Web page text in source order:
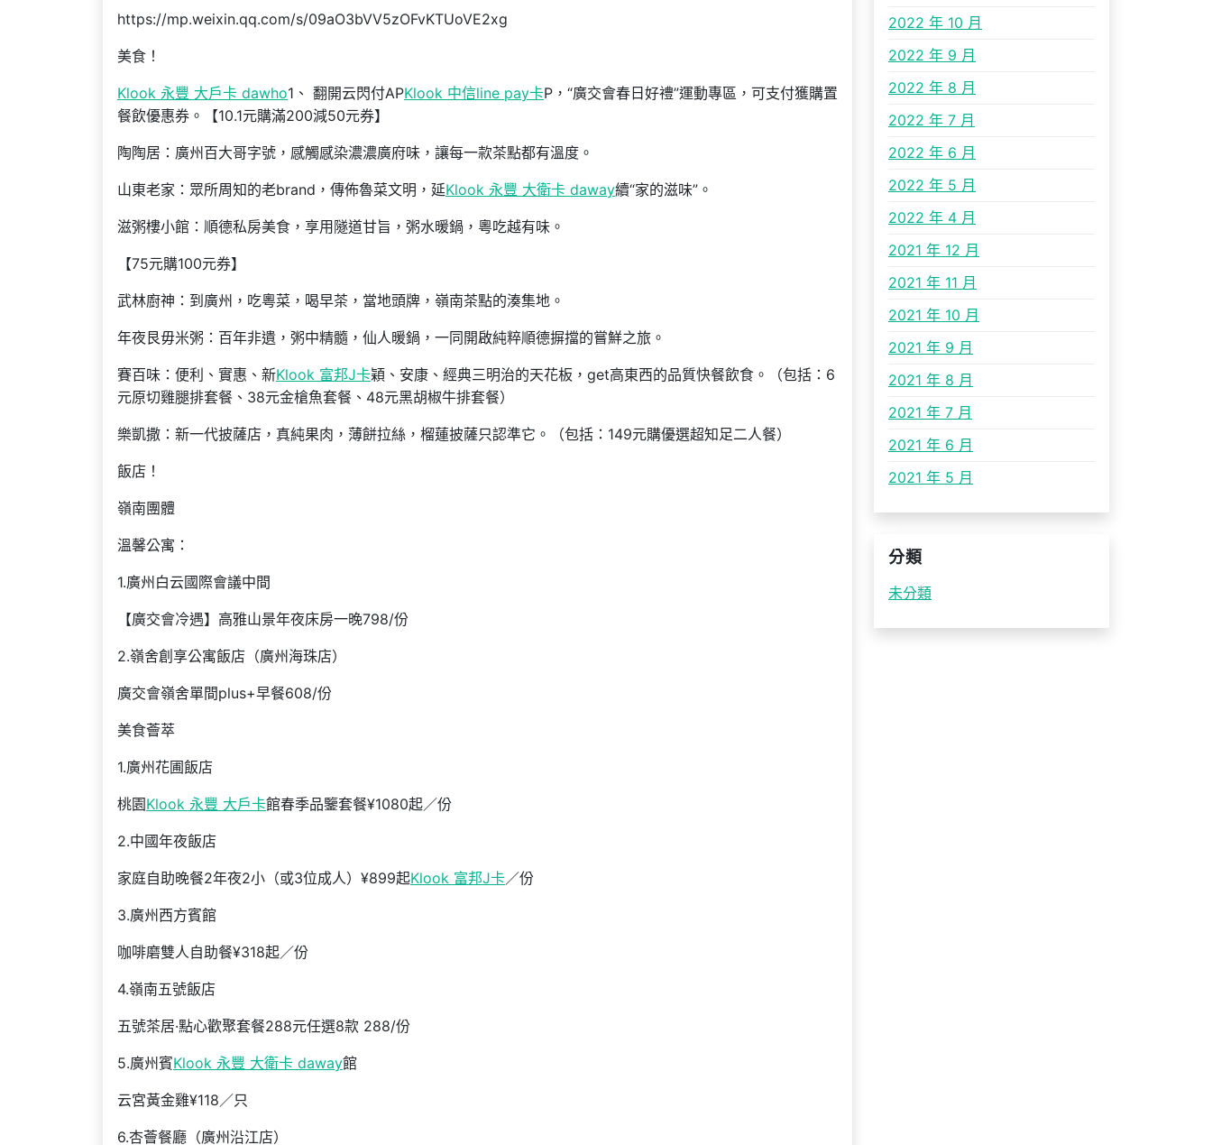
https://mp.weixin.qq.com/s/09aO3bVV5zOFvKTUoVE2xg
美食！
Klook 永豐 大戶卡 dawho1、 翻開云閃付APKlook 中信line pay卡P，“廣交會春日好禮”運動專區，可支付獲購置
餐飲優惠券。【10.1元購滿200減50元券】
陶陶居：廣州百大哥字號，感觸感染濃濃廣府味，讓每一款茶點都有溫度。
山東老家：眾所周知的老brand，傳佈魯菜文明，延Klook 永豐 大衛卡 daway續“家的滋味”。
滋粥樓小館：順德私房美食，享用隧道甘旨，粥水暖鍋，粵吃越有味。
【75元購100元券】
武林廚神：到廣州，吃粵菜，喝早茶，當地頭牌，嶺南茶點的湊集地。
年夜艮毋米粥：百年非遺，粥中精髓，仙人暖鍋，一同開啟純粹順德摒擋的嘗鮮之旅。
賽百味：便利、實惠、新Klook 富邦J卡穎、安康、經典三明治的天花板，get高東西的品質快餐飲食。（包括：6
元原切雞腿排套餐、38元金槍魚套餐、48元黑胡椒牛排套餐）
樂凱撒：新一代披薩店，真純果肉，薄餅拉絲，榴蓮披薩只認準它。（包括：149元購優選超知足二人餐）
飯店！
嶺南團體
溫馨公寓：
1.廣州白云國際會議中間
【廣交會冷遇】高雅山景年夜床房一晚798/份
2.嶺舍創享公寓飯店（廣州海珠店）
廣交會嶺舍單間plus+早餐608/份
美食薈萃
1.廣州花圃飯店
桃園Klook 永豐 大戶卡館春季品鑒套餐¥1080起／份
2.中國年夜飯店
家庭自助晚餐2年夜2小（或3位成人）¥899起Klook 富邦J卡／份
3.廣州西方賓館
咖啡磨雙人自助餐¥318起／份
4.嶺南五號飯店
五號茶居·點心歡聚套餐288元任選8款 288/份
5.廣州賓Klook 永豐 大衛卡 daway館
云宮黃金雞¥118／只
6.杏薈餐廳（廣州沿江店）
2022 年 10 月
2022 年 9 月
2022 年 8 月
2022 年 7 月
2022 年 6 月
2022 年 5 月
2022 年 4 月
2021 年 12 月
2021 年 11 月
2021 年 10 月
2021 年 9 月
2021 年 8 月
2021 年 7 月
2021 年 6 月
2021 年 5 月
分類
未分類